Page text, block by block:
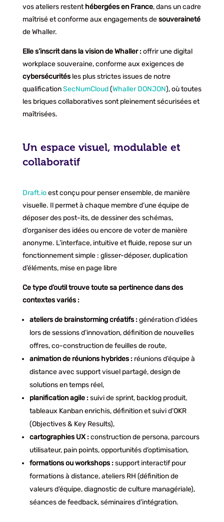
vos ateliers restenthébergées en France, dans un cadre
maîtrisé et conforme aux engagements desouveraineté
de Whaller.
Elle s’inscrit dans la vision de Whaller :offrir une digital
workplace souveraine, conforme aux exigences de
cybersécuritésles plus strictes issues de notre
qualificationSecNumCloud(Whaller DONJON), où toutes
les briques collaboratives sont pleinement sécurisées et
maîtrisées.
Un espace visuel, modulable et
collaboratif
Draft.ioest conçu pour penser ensemble, de manière
visuelle. Il permet à chaque membre d’une équipe de
déposer des post-its, de dessiner des schémas,
d’organiser des idées ou encore de voter de manière
anonyme. L’interface, intuitive et fluide, repose sur un
fonctionnement simple : glisser-déposer, duplication
d’éléments, mise en page libre
Ce type d’outil trouve toute sa pertinence dans des
contextes variés :
ateliers de brainstorming créatifs :génération d’idées
lors de sessions d’innovation, définition de nouvelles
offres, co-construction de feuilles de route,
animation de réunions hybrides :réunions d’équipe à
distance avec support visuel partagé, design de
solutions en temps réel,
planification agile :suivi de sprint, backlog produit,
tableaux Kanban enrichis, définition et suivi d’OKR
(Objectives & Key Results),
cartographies UX :construction de persona, parcours
utilisateur, pain points, opportunités d’optimisation,
formations ou workshops :support interactif pour
formations à distance, ateliers RH (définition de
valeurs d’équipe, diagnostic de culture managériale),
séances de feedback, séminaires d’intégration.